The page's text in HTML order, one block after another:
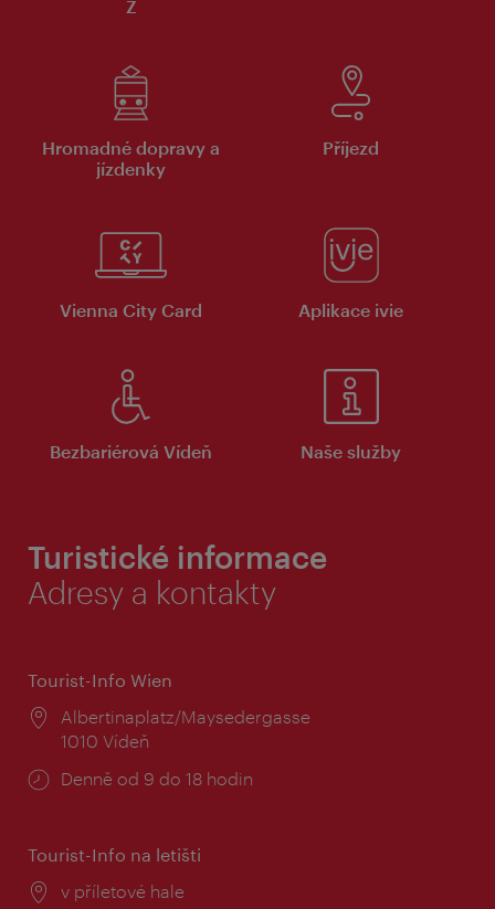
Z
Hromadné dopravy a
jízdenky
Příjezd
Vienna City Card Aplikace ivie
Bezbariérová Vídeň Naše služby
Turistické informace
Adresy a kontakty
Tourist-Info Wien
Místo:
Albertinaplatz/Maysedergasse
1010 Vídeň
Provozní
Denně od 9 do 18 hodin
Tourist-Info na letišti
Místo:
v příletové hale